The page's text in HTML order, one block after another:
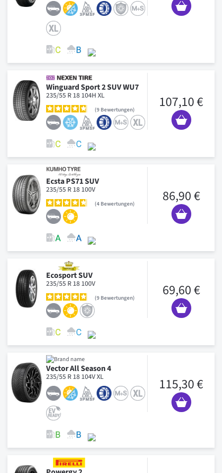
Winguard Sport 2 SUV WU7
235/55 R 18 104H XL
9 Bewertungen 107,10 €
Ecsta PS71 SUV
235/55 R 18 100V
4 Bewertungen 86,90 €
Ecosport SUV
235/55 R 18 100V
9 Bewertungen 69,60 €
Vector All Season 4
235/55 R 18 104V XL 115,30 €